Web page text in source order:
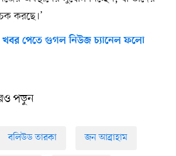
করছে।’
পেতে গুগল নিউজ চ্যানেল ফলো
পড়ুন
বলিউড তারকা জন আব্রাহাম